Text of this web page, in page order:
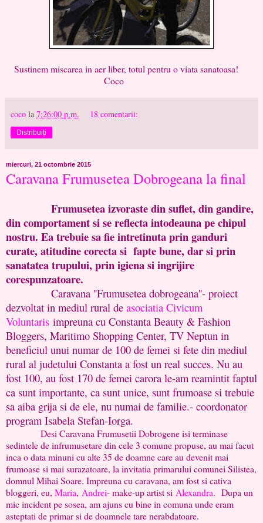
Sustinem miscarea in aer liber, totul pentru o viata sanatoasa!
Coco
coco la 7:26:00 p.m. 18 comentarii:
Distribuiți
miercuri, 21 octombrie 2015
Caravana Frumusetea Dobrogeana la final
Frumusetea izvoraste din suflet, din gandire,
din comportament si se reflecta intodeauna pe chipul
nostru. Ea trebuie sa fie intretinuta prin ganduri
curate, atitudine corecta si fapte bune, dar si prin
sanatatea trupului, prin igiena si ingrijire
corespunzatoare.
Caravana ''Frumusetea dobrogeana''- proiect
dezvoltat in mediul rural de asociatia Civicum
Voluntaris impreuna cu Constanta Beauty & Fashion
Bloggers, Maritimo Shopping Center, TV Neptun in
beneficiul unui numar de 100 de femei si fete din mediul
rural al judetului Constanta a fost un real succes. Nu au
fost 100, au fost 170 de femei carora le-am reamintit faptul
ca sunt importante, ca sunt unice, sunt frumoase si trebuie
sa aiba grija si de ele, nu numai de familie.- coordonator
program Isabela Stefan-Iorga.
Desi Caravana Frumusetii Dobrogene isi terminase
sedintele de infrumusetare din cele 3 comune propuse, au mai facut
inca o data minuni cu alte 35 de doamne care au devenit mai
frumoase si mai surazatoare, la invitatia primarului comunei Silistea,
domnul Mihai Soare. Impreuna cu caravana, am fost si cativa
bloggeri, eu, Maria, Andrei- make-up artist si Alexandra. Dupa un
mic incident pe sosea, am ajuns cu bine in comuna unde eram
asteptati de primar si de doamnele tare nerabdatoare.